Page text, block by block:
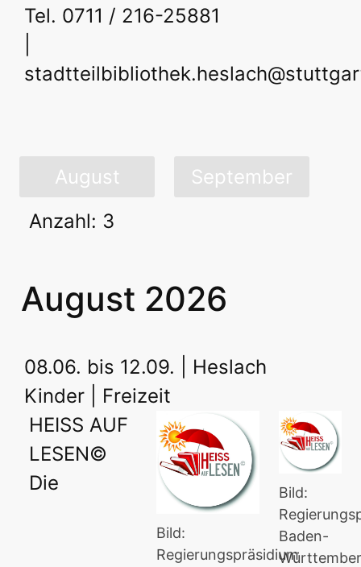
Tel. 0711 / 216-25881
August
September
Anzahl: 3
August 2026
08.06. bis 12.09. | Heslach
Kinder | Freizeit
Bild:
Baden-
Bild:
Regierungspräsidium
HEISS AUF
LESEN©
Die